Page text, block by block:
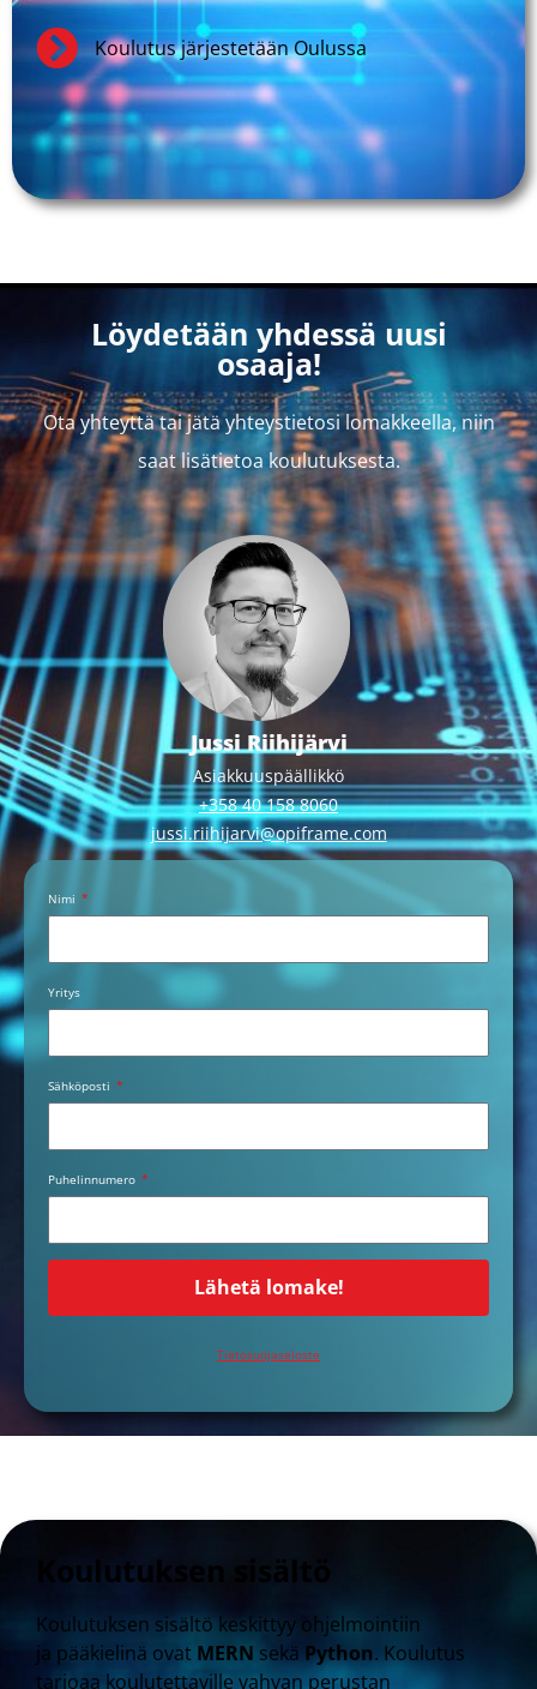
Koulutus järjestetään Oulussa
Löydetään yhdessä uusi
osaaja!
Ota yhteyttä tai jätä yhteystietosi lomakkeella, niin
saat lisätietoa koulutuksesta.
Jussi Riihijärvi
Asiakkuuspäällikkö
+358 40 158 8060
jussi.riihijarvi@opiframe.com
Nimi
Yritys
Sähköposti
Puhelinnumero
Lähetä lomake!
Tietosuojaseloste
Koulutuksen sisältö
Koulutuksen sisältö keskittyy ohjelmointiin
ja pääkielinä ovat MERN sekä Python. Koulutus
tarjoaa koulutettaville vahvan perustan